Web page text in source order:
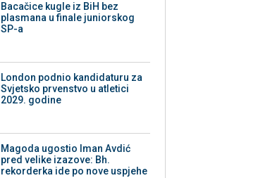
Bacačice kugle iz BiH bez
plasmana u finale juniorskog
SP-a
London podnio kandidaturu za
Svjetsko prvenstvo u atletici
2029. godine
Magoda ugostio Iman Avdić
pred velike izazove: Bh.
rekorderka ide po nove uspjehe